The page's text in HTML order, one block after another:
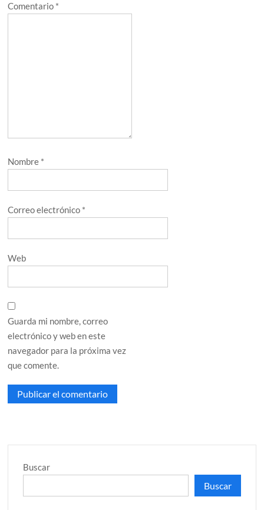
Comentario *
Nombre *
Correo electrónico *
Web
Guarda mi nombre, correo
electrónico y web en este
navegador para la próxima vez
que comente.
Buscar
Buscar